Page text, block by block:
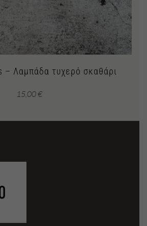
– Λαμπάδα τυχερό σκαθάρι
15,00€